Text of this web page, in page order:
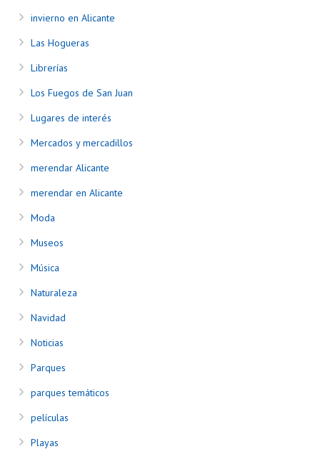
invierno en Alicante
Las Hogueras
Librerías
Los Fuegos de San Juan
Lugares de interés
Mercados y mercadillos
merendar Alicante
merendar en Alicante
Moda
Museos
Música
Naturaleza
Navidad
Noticias
Parques
parques temáticos
películas
Playas